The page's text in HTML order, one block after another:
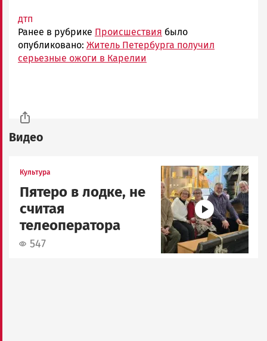
дтп
Ранее в рубрике Происшествия было
опубликовано: Житель Петербурга получил
серьезные ожоги в Карелии
Видео
Культура
Пятеро в лодке, не
считая
телеоператора
547
Image